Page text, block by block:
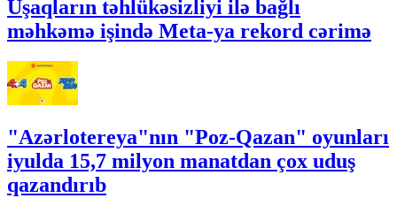
Uşaqların təhlükəsizliyi ilə bağlı
məhkəmə işində Meta-ya rekord cərimə
"Azərlotereya"nın "Poz-Qazan" oyunları
iyulda 15,7 milyon manatdan çox uduş
qazandırıb